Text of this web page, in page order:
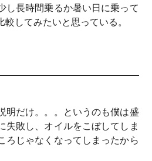
し長時間乗るか暑い日に乗って
してみたいと思っている。
明だけ。。。というのも僕は盛
失敗し、オイルをこぼしてしま
ろじゃなくなってしまったから